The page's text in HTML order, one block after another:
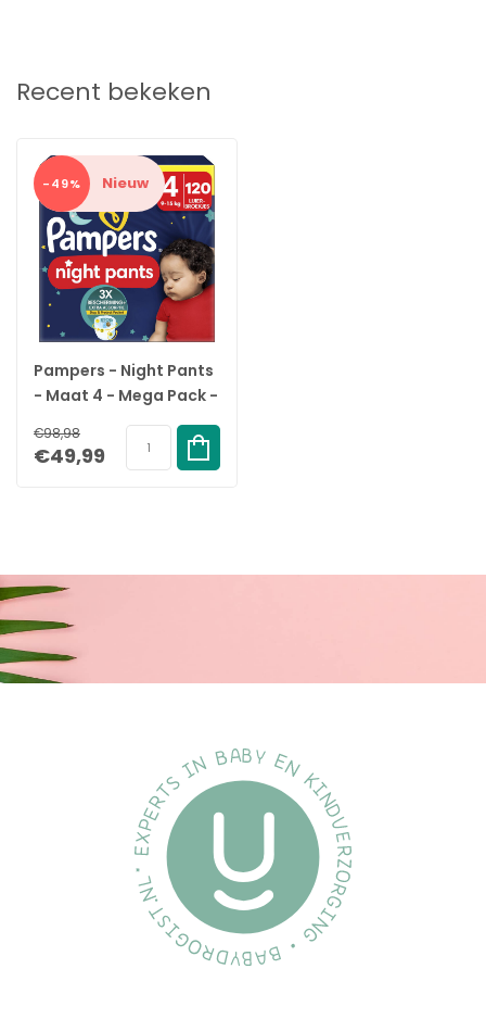
Recent bekeken
-49% Nieuw
Pampers - Night Pants
- Maat 4 - Mega Pack -
120 stuks - 9/15 KG
€98,98
€49,99